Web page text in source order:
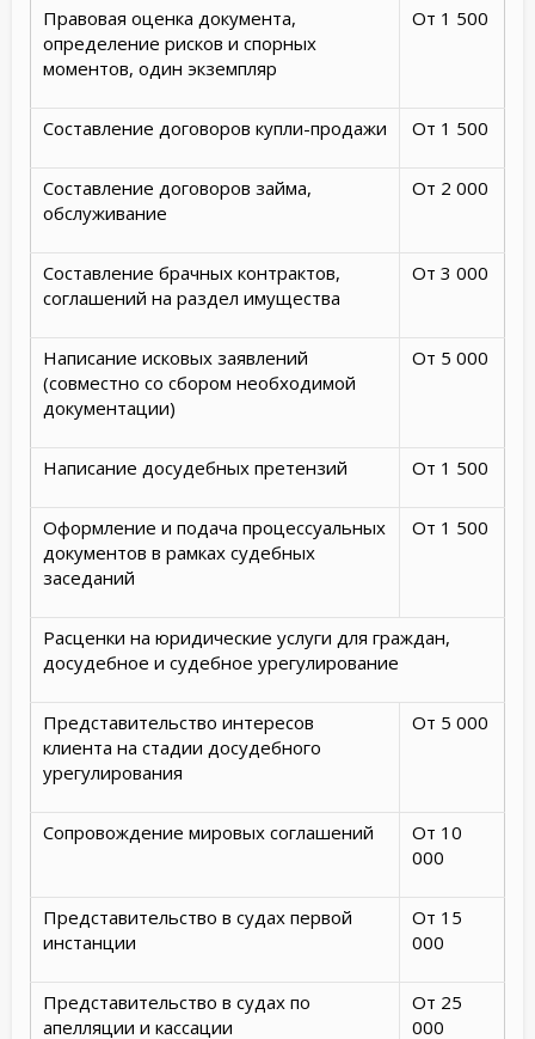
Правовая оценка документа,
определение рисков и спорных
моментов, один экземпляр
От 1 500
Составление договоров купли-продажи От 1 500
Составление договоров займа,
обслуживание
От 2 000
Составление брачных контрактов,
соглашений на раздел имущества
От 3 000
Написание исковых заявлений
(совместно со сбором необходимой
документации)
От 5 000
Написание досудебных претензий От 1 500
Оформление и подача процессуальных
документов в рамках судебных
заседаний
От 1 500
Расценки на юридические услуги для граждан,
досудебное и судебное урегулирование
Представительство интересов
клиента на стадии досудебного
урегулирования
От 5 000
Сопровождение мировых соглашений
От 10
000
Представительство в судах первой
инстанции
От 15
000
Представительство в судах по
апелляции и кассации
От 25
000